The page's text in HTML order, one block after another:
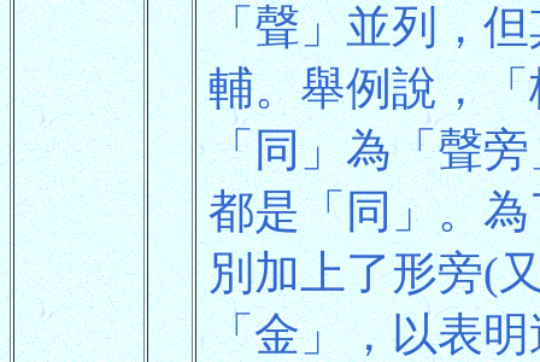
「聲」並列，
輔。舉例說，
「同」為「聲
都是「同」。
別加上了形旁(
「金」，以表